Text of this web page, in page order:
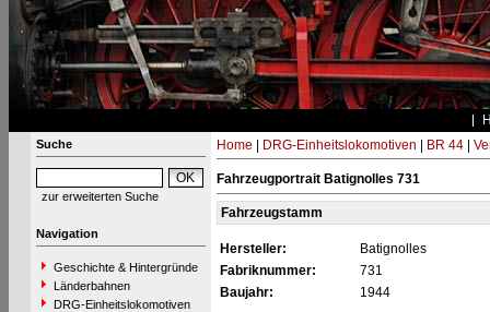
Suche
zur erweiterten Suche
Navigation
Geschichte & Hintergründe
Länderbahnen
DRG-Einheitslokomotiven
Home DRG-Einheitslokomotiven BR 44|
Fahrzeugportrait Batignolles 731
Fahrzeugstamm
Hersteller:
Batignolles
Fabriknummer:
731
Baujahr:
1944